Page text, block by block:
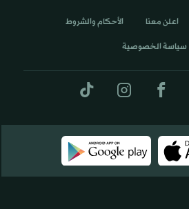
اعلن معنا الأحكام والشروط
سياسة الخصوصية